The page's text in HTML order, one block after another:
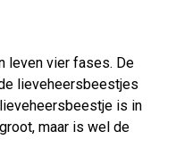
leven vier fases. De
lieveheersbeestjes
is in
maar is wel de